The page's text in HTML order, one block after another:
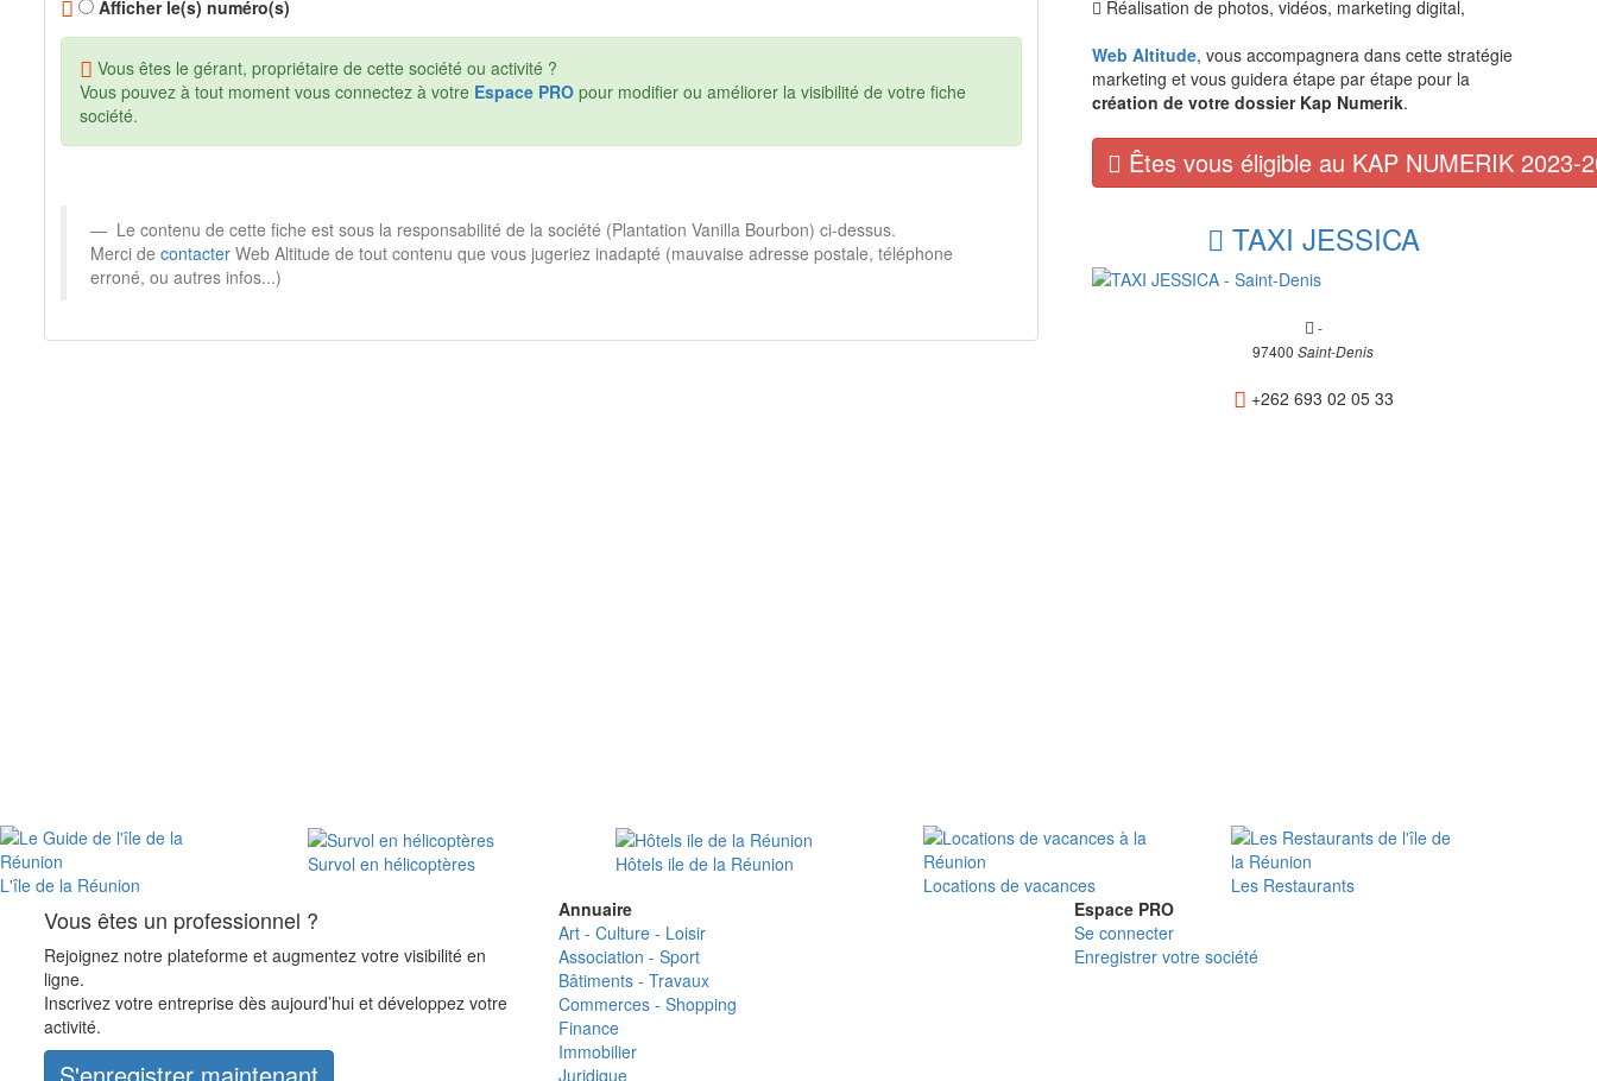
Afficher le(s) numéro(s)
Vous êtes le gérant, propriétaire de cette société ou activité ?
Vous pouvez à tout moment vous connectez à votre Espace PRO pour modifier ou améliorer la visibilité de votre fiche
société.
Le contenu de cette fiche est sous la responsabilité de la société (Plantation Vanilla Bourbon) ci-dessus.
Merci de contacter Web Altitude de tout contenu que vous jugeriez inadapté (mauvaise adresse postale, téléphone
erroné, ou autres infos...)
Réalisation de photos, vidéos, marketing digital,
Web Altitude, vous accompagnera dans cette stratégie
marketing et vous guidera étape par étape pour la
création de votre dossier Kap Numerik.
Êtes vous éligible au KAP NUMERIK 2023-
TAXI JESSICA
-
97400Saint-Denis
+262 693 02 05 33
L'île de la Réunion
Survol en hélicoptères
Hôtels ile de la Réunion
Locations de vacances
Les Restaurants
Vous êtes un professionnel ?
Rejoignez notre plateforme et augmentez votre visibilité en
ligne.
Inscrivez votre entreprise dès aujourd’hui et développez votre
activité.
Annuaire
Art - Culture - Loisir
Association - Sport
Bâtiments - Travaux
Commerces - Shopping
Finance
Immobilier
Juridique
Espace PRO
Se connecter
Enregistrer votre société